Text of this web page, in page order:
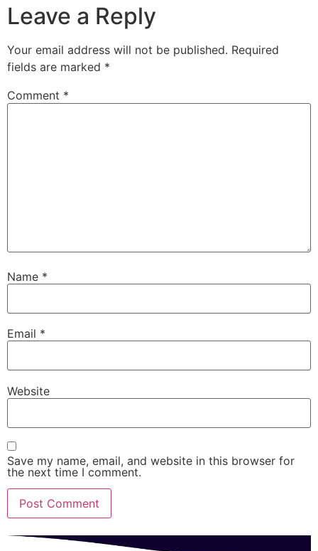
Leave a Reply
Your email address will not be published. Required
fields are marked *
Comment *
Name *
Email *
Website
Save my name, email, and website in this browser for
the next time I comment.